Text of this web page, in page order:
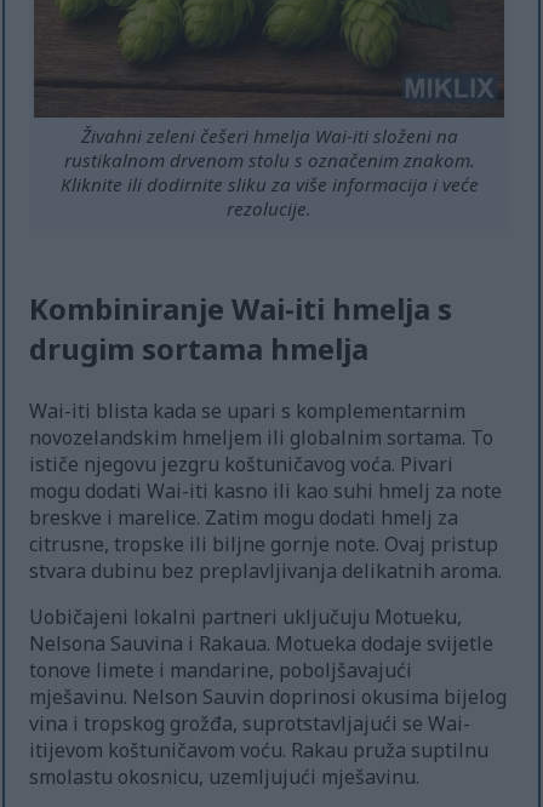
Živahni zeleni češeri hmelja Wai-iti složeni na
rustikalnom drvenom stolu s označenim znakom.
Kliknite ili dodirnite sliku za više informacija i veće
rezolucije.
Kombiniranje Wai-iti hmelja s
drugim sortama hmelja
Wai-iti blista kada se upari s komplementarnim
novozelandskim hmeljem ili globalnim sortama. To
ističe njegovu jezgru koštuničavog voća. Pivari
mogu dodati Wai-iti kasno ili kao suhi hmelj za note
breskve i marelice. Zatim mogu dodati hmelj za
citrusne, tropske ili biljne gornje note. Ovaj pristup
stvara dubinu bez preplavljivanja delikatnih aroma.
Uobičajeni lokalni partneri uključuju Motueku,
Nelsona Sauvina i Rakaua. Motueka dodaje svijetle
tonove limete i mandarine, poboljšavajući
mješavinu. Nelson Sauvin doprinosi okusima bijelog
vina i tropskog grožđa, suprotstavljajući se Wai-
itijevom koštuničavom voću. Rakau pruža suptilnu
smolastu okosnicu, uzemljujući mješavinu.